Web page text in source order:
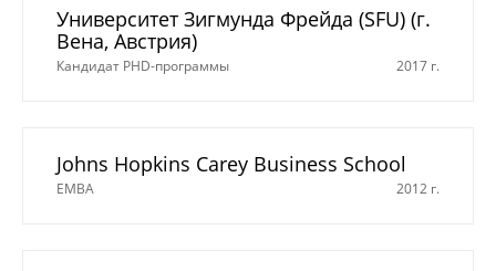
Университет Зигмунда Фрейда (SFU) (г.
Вена, Австрия)
Кандидат PHD-программы 2017 г.
Johns Hopkins Carey Business School
EMBA 2012 г.